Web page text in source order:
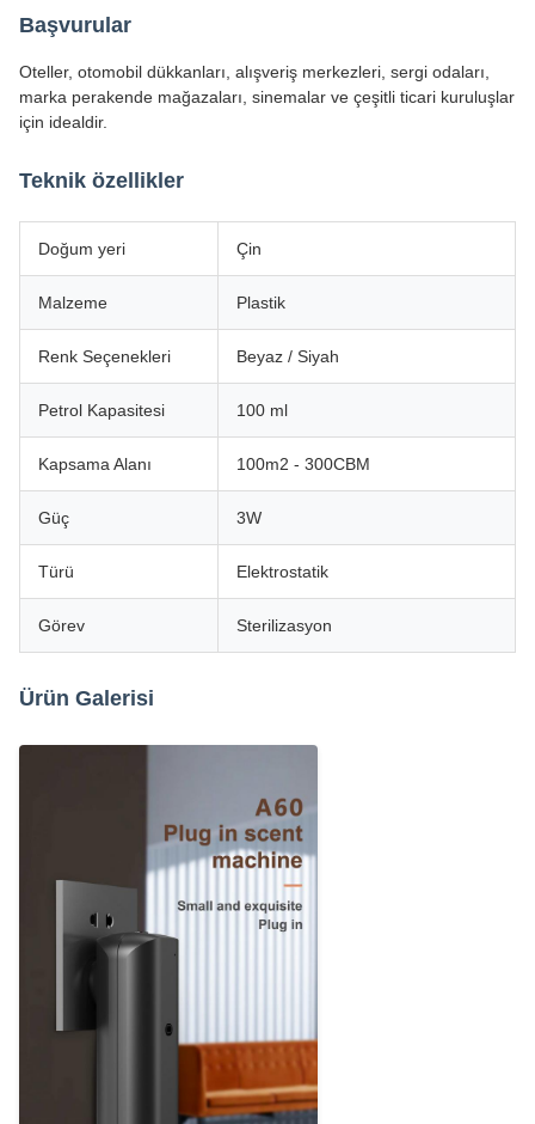
Başvurular
Oteller, otomobil dükkanları, alışveriş merkezleri, sergi odaları,
marka perakende mağazaları, sinemalar ve çeşitli ticari kuruluşlar
için idealdir.
Teknik özellikler
Doğum yeri Çin
Malzeme Plastik
Renk Seçenekleri Beyaz / Siyah
Petrol Kapasitesi 100 ml
Kapsama Alanı 100m2 - 300CBM
Güç 3W
Türü Elektrostatik
Görev Sterilizasyon
Ürün Galerisi